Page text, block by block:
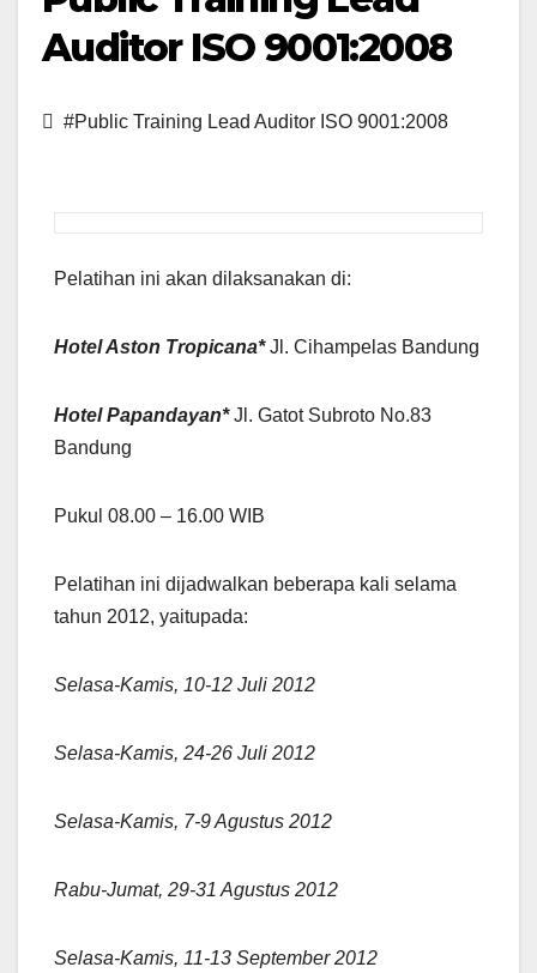
Auditor ISO 9001:2008
#Public Training Lead Auditor ISO 9001:2008
Pelatihan ini akan dilaksanakan di:
Hotel Aston Tropicana*Jl. Cihampelas Bandung
Hotel Papandayan*Jl. Gatot Subroto No.83
Bandung
Pukul 08.00 – 16.00 WIB
Pelatihan ini dijadwalkan beberapa kali selama
tahun 2012, yaitupada:
Selasa-Kamis, 10-12 Juli 2012
Selasa-Kamis, 24-26 Juli 2012
Selasa-Kamis, 7-9 Agustus 2012
Rabu-Jumat, 29-31 Agustus 2012
Selasa-Kamis, 11-13 September 2012